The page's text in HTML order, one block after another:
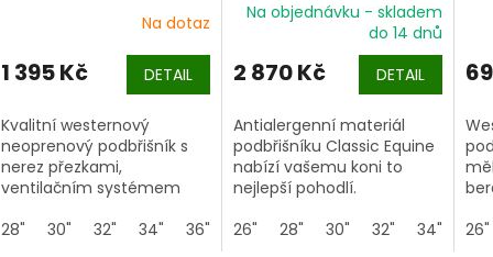
Na dotaz
1 395 Kč DETAIL
Kvalitní westernový
neoprenový podbřišník s
nerez přezkami,
ventilačním systémem
cirkulaci vzduchu.
28" 30" 32" 34" 36"
Na objednávku - skladem
do 14 dnů
2 870 Kč DETAIL
Antialergenní materiál
podbřišníku Classic Equine
nabízí vašemu koni to
nejlepší pohodlí.
26"
28" 30" 32" 34" 36"
26"